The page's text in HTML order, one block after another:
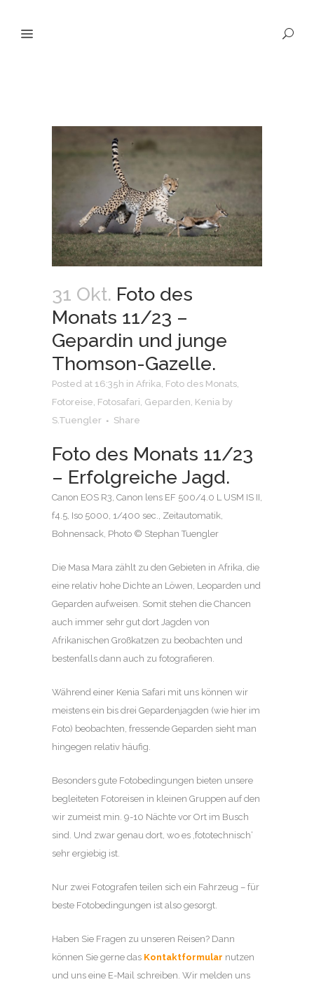
31 Okt. Foto des
Monats 11/23 –
Gepardin und junge
Thomson-Gazelle.
Posted at 16:35h in Afrika, Foto des Monats,
Fotoreise, Fotosafari, Geparden, Kenia by
S.Tuengler
Share
Foto des Monats 11/23
– Erfolgreiche Jagd.
Canon EOS R3, Canon lens EF 500/4.0 L USM IS II,
f4.5, Iso 5000, 1/400 sec., Zeitautomatik,
Bohnensack, Photo © Stephan Tuengler
Die Masa Mara zählt zu den Gebieten in Afrika, die
eine relativ hohe Dichte an Löwen, Leoparden und
Geparden aufweisen. Somit stehen die Chancen
auch immer sehr gut dort Jagden von
Afrikanischen Großkatzen zu beobachten und
bestenfalls dann auch zu fotografieren.
Während einer Kenia Safari mit uns können wir
meistens ein bis drei Gepardenjagden (wie hier im
Foto) beobachten, fressende Geparden sieht man
hingegen relativ häufig.
Besonders gute Fotobedingungen bieten unsere
begleiteten Fotoreisen in kleinen Gruppen auf den
wir zumeist min. 9-10 Nächte vor Ort im Busch
sind. Und zwar genau dort, wo es ‚fototechnisch‘
sehr ergiebig ist.
Nur zwei Fotografen teilen sich ein Fahrzeug – für
beste Fotobedingungen ist also gesorgt.
Haben Sie Fragen zu unseren Reisen? Dann
können Sie gerne das Kontaktformular nutzen
und uns eine E-Mail schreiben. Wir melden uns